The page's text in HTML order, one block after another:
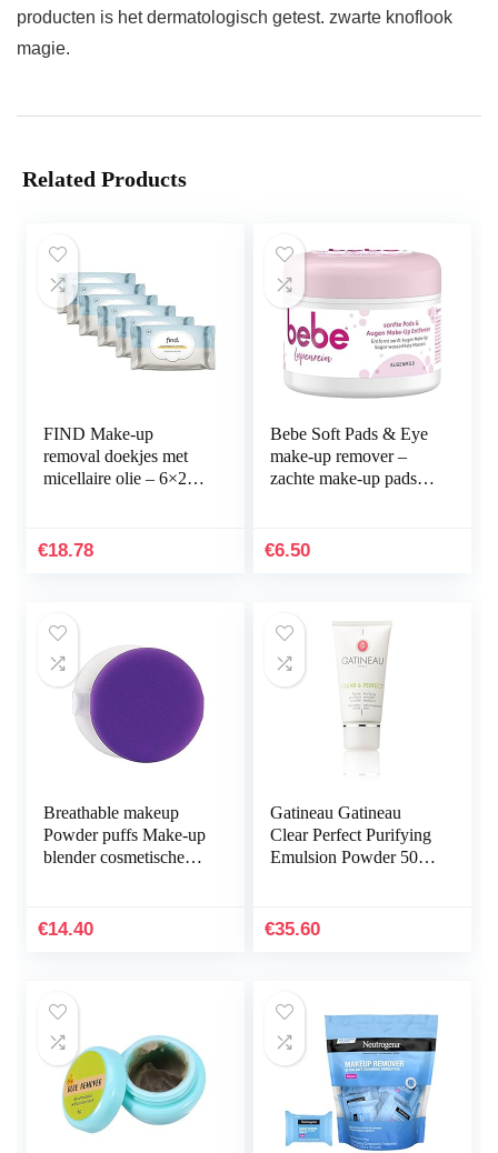
producten is het dermatologisch getest. zwarte knoflook
magie.
Related Products
FIND Make-up
removal doekjes met
micellaire olie – 6×25
€18.78
Bebe Soft Pads & Eye
make-up remover –
zachte make-up pads
€6.50
Breathable makeup
Powder puffs Make-up
blender cosmetische
poeder spons…
€14.40
Gatineau Gatineau
Clear Perfect Purifying
Emulsion Powder 50ml
€35.60